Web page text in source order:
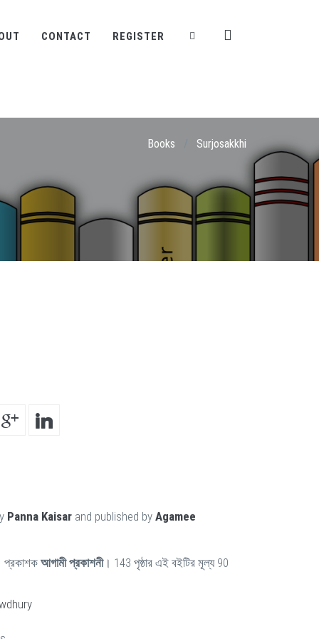
CONTACT REGISTER
Books Surjosakkhi
Panna Kaisar and published by Agamee
প্রকাশক আগামী প্রকাশনী। 143 পৃষ্ঠার এই বইটির মূল্য 90